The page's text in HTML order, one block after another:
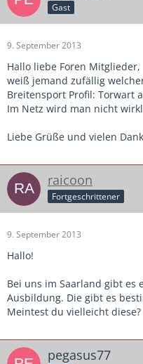
Gast
9. September 2013
Hallo liebe Foren Mitglieder,
weiß jemand zufällig
Breitensport Profil: Torwart
Im Netz wird man nicht
Liebe Grüße und vielen
raicoon
Fortgeschrittener
9. September 2013
Hallo!
Bei uns im Saarland gibt es
Ausbildung. Die gibt es
Meintest du vielleicht diese?
pegasus77